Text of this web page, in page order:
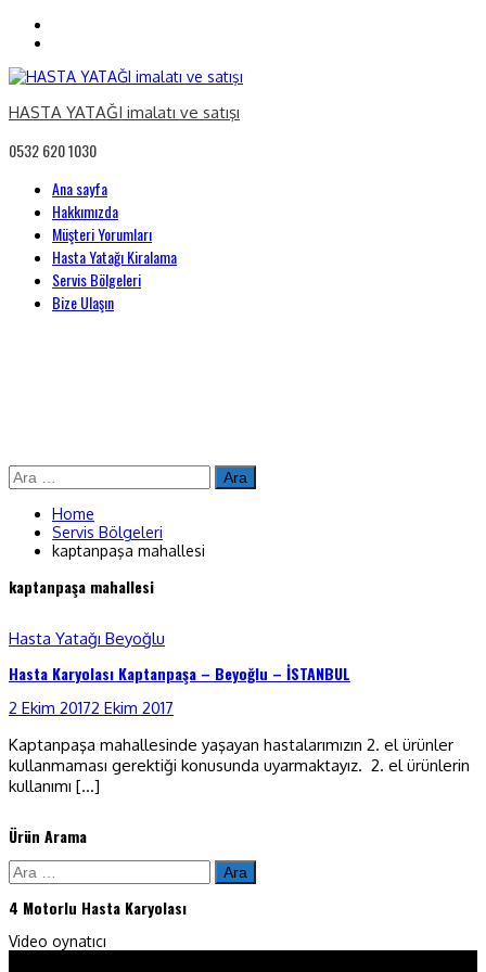
HASTA YATAĞI imalatı ve satışı
0532 620 1030
PrimaryAna sayfa
Hakkımızda
Müşteri Yorumları
Hasta Yatağı Kiralama
Servis Bölgeleri
Bize Ulaşın
Skip
to
content
Arama:
Home
Servis Bölgeleri
kaptanpaşa mahallesi
kaptanpaşa mahallesi
Hasta Yatağı Beyoğlu
Hasta Karyolası Kaptanpaşa – Beyoğlu – İSTANBUL
2 Ekim 20172 Ekim 2017
Kaptanpaşa mahallesinde yaşayan hastalarımızın 2. el ürünler
kullanmaması gerektiği konusunda uyarmaktayız. 2. el ürünlerin
kullanımı […]
Ürün Arama
Arama:
4 Motorlu Hasta Karyolası
Video oynatıcı